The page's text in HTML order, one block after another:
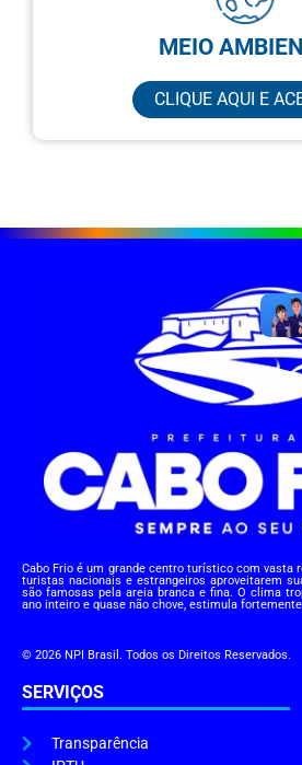
MEIO
CLIQUE AQUI E
Cabo Frio é um grande centro turístico com vasta
turistas nacionais e estrangeiros aproveitarem
são famosas pela areia branca e fina. O clima
ano inteiro e quase não chove, estimula
© 2026 NPI Brasil. Todos os Direitos Reservados.
SERVIÇOS
Transparência